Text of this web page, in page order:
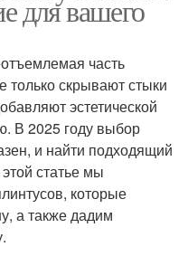
для вашего
часть
только скрывают стыки
эстетической
В 2025 году выбор
и найти подходящий
статье мы
которые
а также дадим